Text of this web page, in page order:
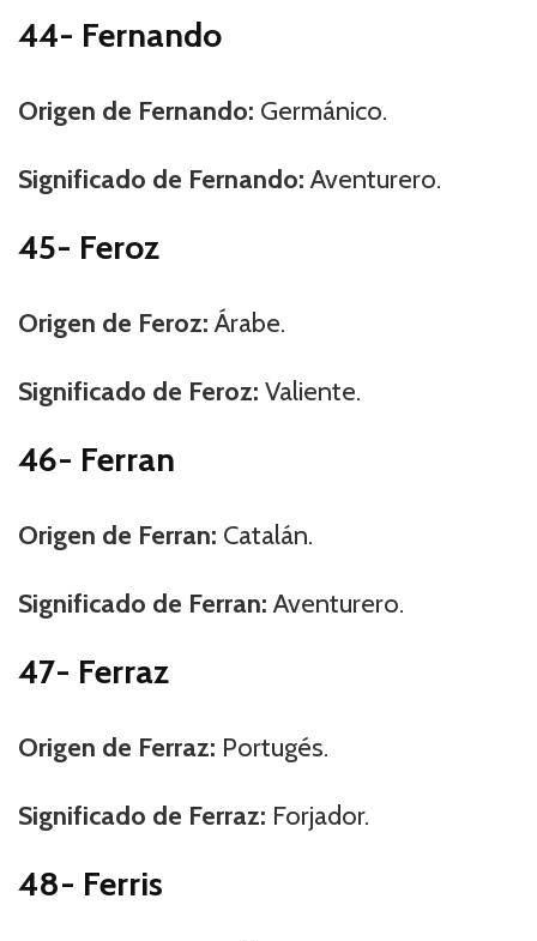
44- Fernando
Origen de Fernando: Germánico.
Significado de Fernando:Aventurero.
45- Feroz
Origen de Feroz:Árabe.
Significado de Feroz: Valiente.
46- Ferran
Origen de Ferran: Catalán.
Significado de Ferran:Aventurero.
47- Ferraz
Origen de Ferraz: Portugés.
Significado de Ferraz: Forjador.
48- Ferris